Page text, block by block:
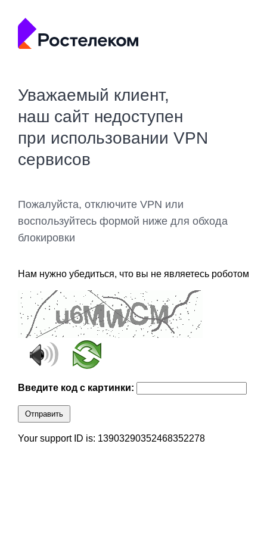
Уважаемый клиент,
наш сайт недоступен
при использовании VPN
сервисов
Пожалуйста, отключите VPN или
воспользуйтесь формой ниже для обхода
блокировки
Нам нужно убедиться, что вы не являетесь роботом
Введите код с картинки:
Отправить
Your support ID is: 13903290352468352278